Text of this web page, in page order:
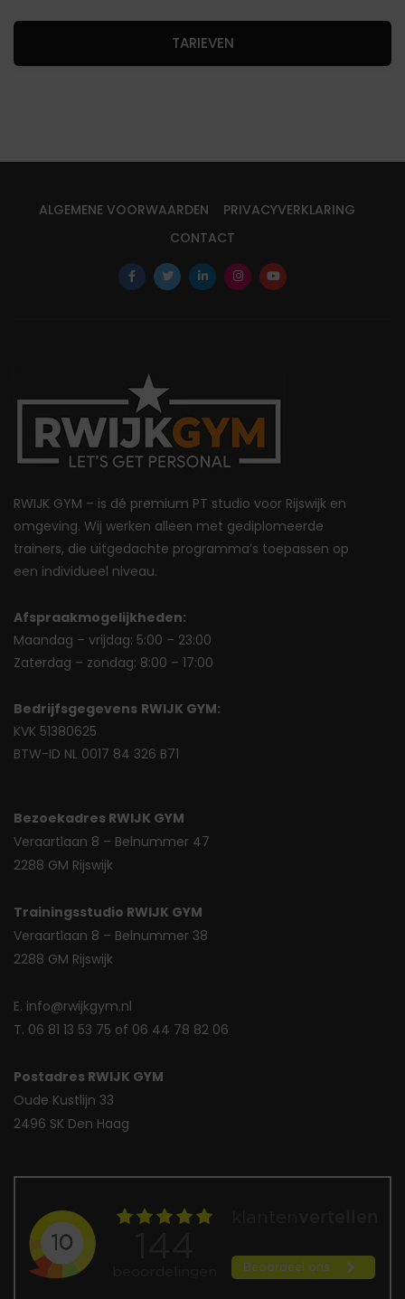
TARIEVEN
ALGEMENE VOORWAARDEN
PRIVACYVERKLARING
CONTACT
RWIJK GYM – is dé premium PT studio voor Rijswijk en
omgeving. Wij werken alleen met gediplomeerde
trainers, die uitgedachte programma’s toepassen op
een individueel niveau.
Afspraakmogelijkheden:
Maandag – vrijdag: 5:00 – 23:00
Zaterdag – zondag: 8:00 – 17:00
Bedrijfsgegevens RWIJK GYM:
KVK 51380625
BTW-ID NL 0017 84 326 B71
Bezoekadres RWIJK GYM
Veraartlaan 8 – Belnummer 47
2288 GM Rijswijk
Trainingsstudio RWIJK GYM
Veraartlaan 8 – Belnummer 38
2288 GM Rijswijk
E. info@rwijkgym.nl
T. 06 81 13 53 75 of 06 44 78 82 06
Postadres RWIJK GYM
Oude Kustlijn 33
2496 SK Den Haag